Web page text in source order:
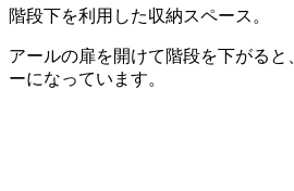
階段下を利用した収納スペース。
アールの扉を開けて階段を下がると
ーになっています。